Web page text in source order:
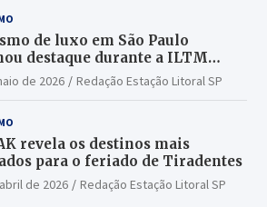
de luxo em São Paulo
destaque durante a ILTM
America 2026
de 2026 Redação Estação Litoral SP
revela os destinos mais
para o feriado de Tiradentes
de 2026 Redação Estação Litoral SP